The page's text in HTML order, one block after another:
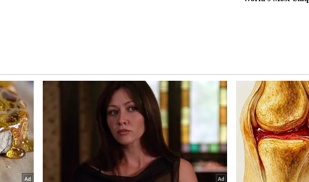
போலியாக ரசீது கொடுத்து பெண்
பல லட்சக்கணக்கில் பணம் மோசடி
தகவல் வெளியானது பரபரப்பை
நிர்வாகம் சார்பில் பெண் ஊழியர்
அதில் பல்வேறு அதிர்ச்சி